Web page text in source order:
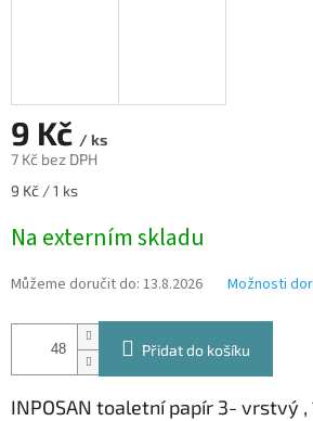
9 Kč / ks
7 Kč bez DPH
Měrná
9 Kč / 1 ks
Na externím skladu
Můžeme doručit do: 13.8.2026 Možnosti
Přidat do košíku
INPOSAN toaletní papír 3- vrstvý ,